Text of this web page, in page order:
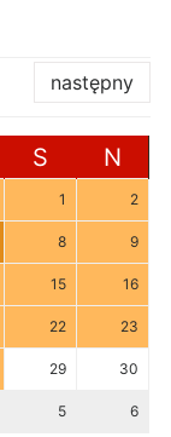
następny
S N
1 2
8 9
15 16
22 23
29 30
5 6